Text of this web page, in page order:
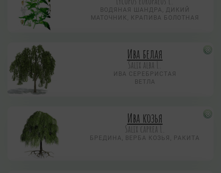
ВОДЯНАЯ ШАНДРА, ДИКИЙ
МАТОЧНИК, КРАПИВА БОЛОТНАЯ
Ива белая
Salix alba L.
ИВА СЕРЕБРИСТАЯ
ВЕТЛА
Ива козья
Salix caprea L.
БРЕДИНА, ВЕРБА КОЗЬЯ, РАКИТА